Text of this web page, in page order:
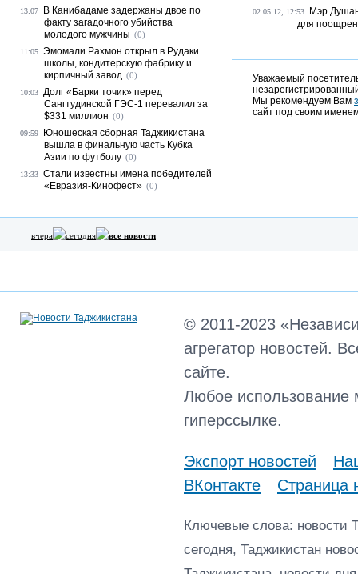
02.05.12, 12:53
Мэр
для
Уважаемый
Мы рекомендуем Вам
сайт под своим
13:07
В Канибадаме задержаны двое по
факту загадочного убийства
молодого мужчины (0)
11:05 Эмомали Рахмон открыл в Рудаки
школы, кондитерскую фабрику и
кирпичный завод (0)
10:03 Долг «Барки точик» перед
Сангтудинской ГЭС-1 перевалил за
$331 миллион (0)
09:59
Юношеская сборная Таджикистана
вышла в финальную часть Кубка
Азии по футболу (0)
13:33 Стали известны имена победителей
«Евразия-Кинофест» (0)
вчера сегодня все новости
© 2011-2023
агрегатор новостей.
сайте.
Любое использование
гиперссылке.
Экспорт новостей
ВКонтакте
Страница
Ключевые слова: новости
сегодня, Таджикистан